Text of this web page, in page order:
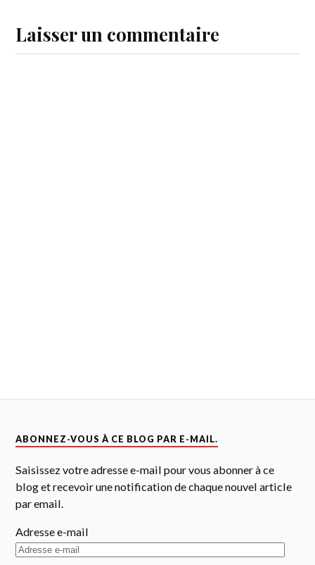
Laisser un commentaire
ABONNEZ-VOUS À CE BLOG PAR E-MAIL.
Saisissez votre adresse e-mail pour vous abonner à ce
blog et recevoir une notification de chaque nouvel article
par email.
Adresse e-mail